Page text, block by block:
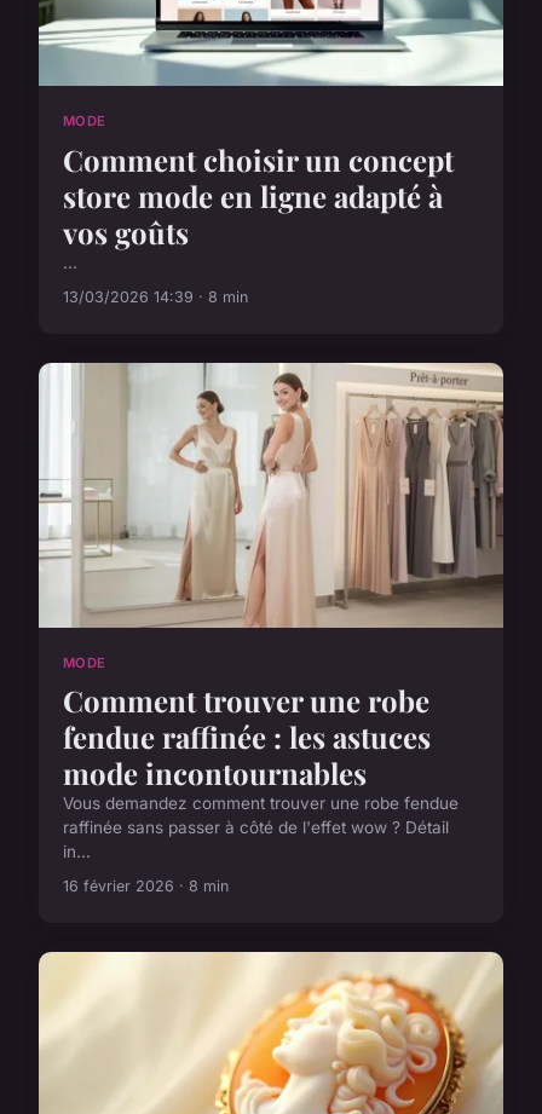
MODE
Comment choisir un concept
store mode en ligne adapté à
vos goûts
...
13/03/2026 14:39 · 8 min
MODE
Comment trouver une robe
fendue raffinée : les astuces
mode incontournables
Vous demandez comment trouver une robe fendue
raffinée sans passer à côté de l'effet wow ? Détail
in...
16 février 2026 · 8 min